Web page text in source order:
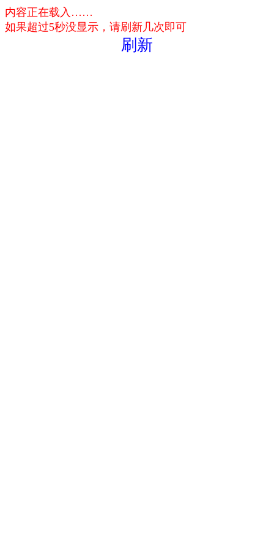
内容正在载入……
如果超过5秒没显示，请刷新几次即可
刷新